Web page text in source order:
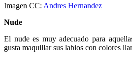
Imagen CC: Andres Hernandez
Nude
El nude es muy adecuado para
gusta maquillar sus labios con colores